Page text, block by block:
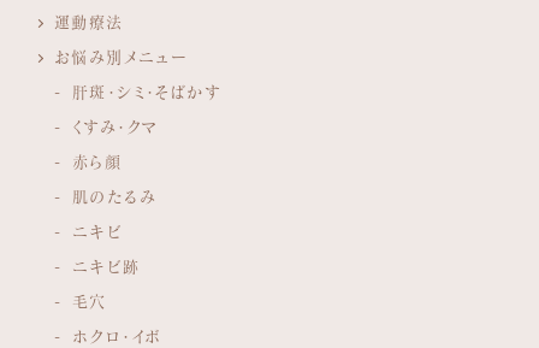
運動療法
お悩み別メニュー
肝斑・シミ・そばかす
くすみ・クマ
赤ら顔
肌のたるみ
ニキビ
ニキビ跡
毛穴
ホクロ・イボ